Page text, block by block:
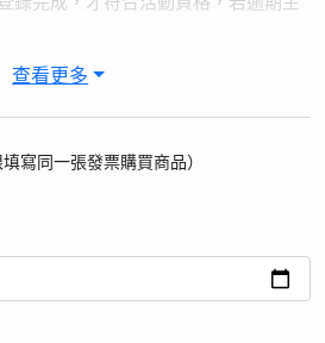
供參考，【線上登錄送】數量有限，
，進入【夏日有禮賞 線上登錄送好
別，並輸入保證書編號及驗證碼、姓
寄送資訊及購買發票進行登錄。登錄
日)，將贈品寄送至填寫地址。
司(以下簡稱本公司)因辦理「線上登
動)，而蒐集、處理或利用您的識別類
查看更多
寫同一張發票購買商品）